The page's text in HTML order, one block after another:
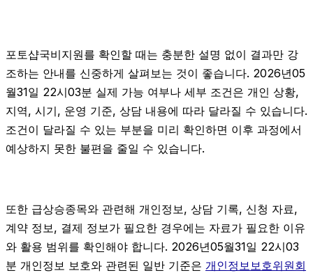
포토샵국비지원를 확인할 때는 충분한 설명 없이 결과만 강
조하는 안내를 신중하게 살펴보는 것이 좋습니다. 2026년05
월31일 22시03분 실제 가능 여부나 세부 조건은 개인 상황,
지역, 시기, 운영 기준, 상담 내용에 따라 달라질 수 있습니다.
조건이 달라질 수 있는 부분을 미리 확인하면 이후 과정에서
예상하지 못한 불편을 줄일 수 있습니다.
또한 급상승종목와 관련해 개인정보, 상담 기록, 신청 자료,
계약 정보, 결제 정보가 필요한 경우에는 자료가 필요한 이유
와 활용 범위를 확인해야 합니다. 2026년05월31일 22시03
분 개인정보 보호와 관련된 일반 기준은 개인정보보호위원회